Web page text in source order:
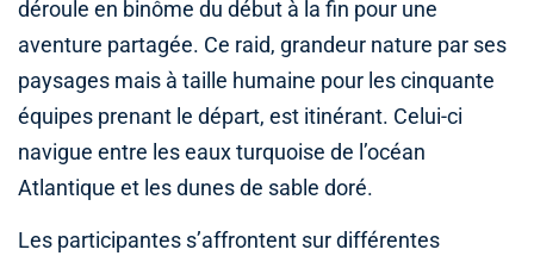
déroule en binôme du début à la fin pour une
aventure partagée. Ce raid, grandeur nature par ses
paysages mais à taille humaine pour les cinquante
équipes prenant le départ, est itinérant. Celui-ci
navigue entre les eaux turquoise de l’océan
Atlantique et les dunes de sable doré.
Les participantes s’affrontent sur différentes